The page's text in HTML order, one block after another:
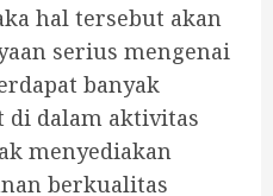
hal tersebut akan
serius mengenai
banyak
dalam aktivitas
menyediakan
berkualitas